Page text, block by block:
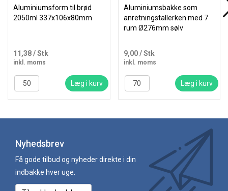
Aluminiumsform til brød
2050ml 337x106x80mm
11,38/ Stk
inkl. moms
Læg i kurv
Aluminiumsbakke som
anretningstallerken med 7
rum Ø276mm sølv
9,00/ Stk
inkl. moms
Læg i kurv
Nyhedsbrev
Få gode tilbud og nyheder direkte i din
indbakke hver uge.